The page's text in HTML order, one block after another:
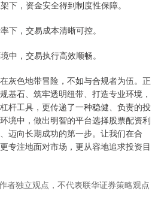
下，资金安全得到制度性保障。
下，交易成本清晰可控。
中，交易执行高效顺畅。
灰色地带冒险，不如与合规者为伍。正
基石、筑牢透明纽带、打造专业环境，
杆工具，更传递了一种稳健、负责的投
境中，做出明智的平台选择股票配资利
迈向长期成功的第一步。让我们在合
专注地面对市场，更从容地追求投资目
者独立观点，不代表联华证券策略观点